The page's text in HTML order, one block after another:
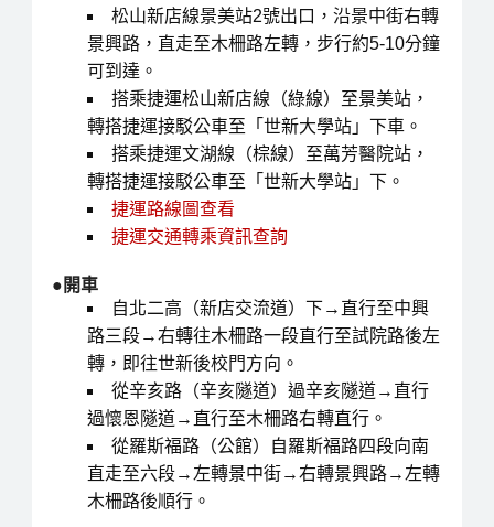
松山新店線景美站2號出口，沿景中街右轉
景興路，直走至木柵路左轉，步行約5-10分鐘
可到達。
搭乘捷運松山新店線（綠線）至景美站，
轉搭捷運接駁公車至「世新大學站」下車。
搭乘捷運文湖線（棕線）至萬芳醫院站，
轉搭捷運接駁公車至「世新大學站」下。
捷運路線圖查看
捷運交通轉乘資訊查詢
●開車
自北二高（新店交流道）下→直行至中興
路三段→右轉往木柵路一段直行至試院路後左
轉，即往世新後校門方向。
從辛亥路（辛亥隧道）過辛亥隧道→直行
過懷恩隧道→直行至木柵路右轉直行。
從羅斯福路（公館）自羅斯福路四段向南
直走至六段→左轉景中街→右轉景興路→左轉
木柵路後順行。